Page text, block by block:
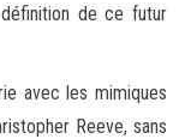
de ce futur
avec les mimiques
Reeve, sans